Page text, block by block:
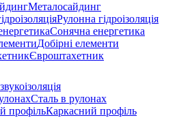
Металосайдинг
Рулонна гідроізоляція
Сонячна енергетика
Добірні елементи
Євроштахетник
Сталь в рулонах
Каркасний профіль